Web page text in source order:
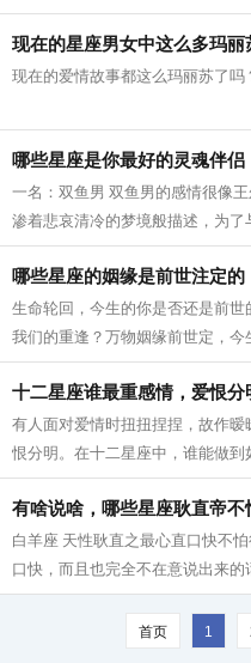
了联系，偶尔约一约呀，吃吃饭，
现在的星座男女中这么多玛丽
现在的爱情故事都这么玛丽苏了吗
哪些星座是你最好的灵魂伴侣
一名：双鱼男 双鱼男的感情很像
渗着悲哀清冷的梦境般描述，为
的灵魂，结局却是他抱着小美人鱼
哪些星座的姻缘是前世注定的
生命轮回，今生的你是否还是前
我们的重逢？万物姻缘前世定，
浪漫，是因为他们的姻缘早已注定
十二星座谁最重感情，爱恨分
有人面对爱情时扭扭捏捏，故作
恨分明。在十二星座中，谁能做
个人会完全表现在脸上，不但黑脸
有啥说啥，哪些星座耿直帝不
白羊座 天性耿直之最心直口快不
口快，而且也完全不在意说出来
得罪人而收敛自己的言谈，结交真
首页 1